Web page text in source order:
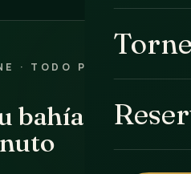
· TODO PÚBLICO
bahía en 1